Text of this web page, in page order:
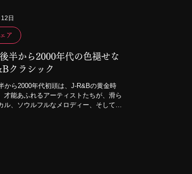
半から2000年代の色褪せな
クラシック
から2000年代初頭は、J-R&Bの黄金時
才能あふれるアーティストたちが、滑ら
ル、ソウルフルなメロディー、そしてモ
ア
日